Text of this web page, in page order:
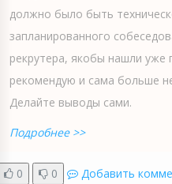
должно было быть
запланированного
рекрутера, якобы нашли уже
рекомендую и сама больше
Делайте выводы сами.
Подробнее >>
0 0 Добавить